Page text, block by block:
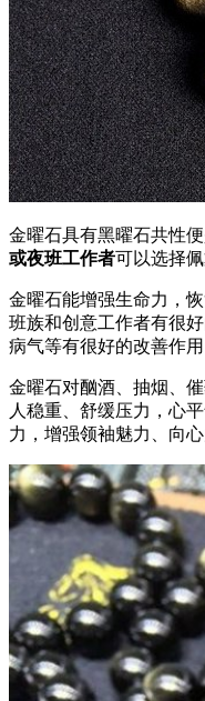
金曜石具有黑曜石共性
或夜班工作者可以选择
金曜石能增强生命力，
班族和创意工作者有很
病气等有很好的改善作用
金曜石对酗酒、抽烟、
人稳重、舒缓压力，心
力，增强领袖魅力、向心